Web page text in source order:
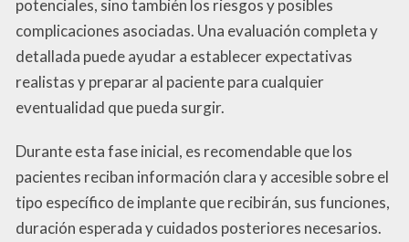
potenciales, sino también los riesgos y posibles
complicaciones asociadas. Una evaluación completa y
detallada puede ayudar a establecer expectativas
realistas y preparar al paciente para cualquier
eventualidad que pueda surgir.
Durante esta fase inicial, es recomendable que los
pacientes reciban información clara y accesible sobre el
tipo específico de implante que recibirán, sus funciones,
duración esperada y cuidados posteriores necesarios.